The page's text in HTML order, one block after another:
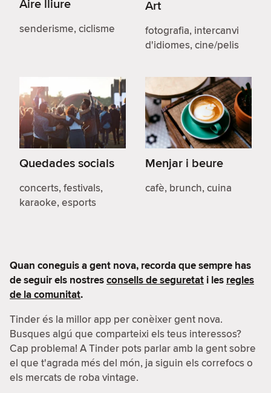
Aire lliure
senderisme, ciclisme
Art
fotografia, intercanvi
d'idiomes, cine/pelis
Quedades socials
concerts, festivals,
karaoke, esports
Menjar i beure
cafè, brunch, cuina
Quan coneguis a gent nova, recorda que sempre has
de seguir els nostresconsells de seguretat i les regles
de la comunitat.
Tinder és la millor app per conèixer gent nova.
Busques algú que comparteixi els teus interessos?
Cap problema! A Tinder pots parlar amb la gent sobre
el que t'agrada més del món, ja siguin els correfocs o
els mercats de roba vintage.